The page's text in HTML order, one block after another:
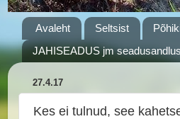
Avaleht Seltsist
JAHISEADUS jm seadusandlus
27.4.17
Kes ei tulnud, see